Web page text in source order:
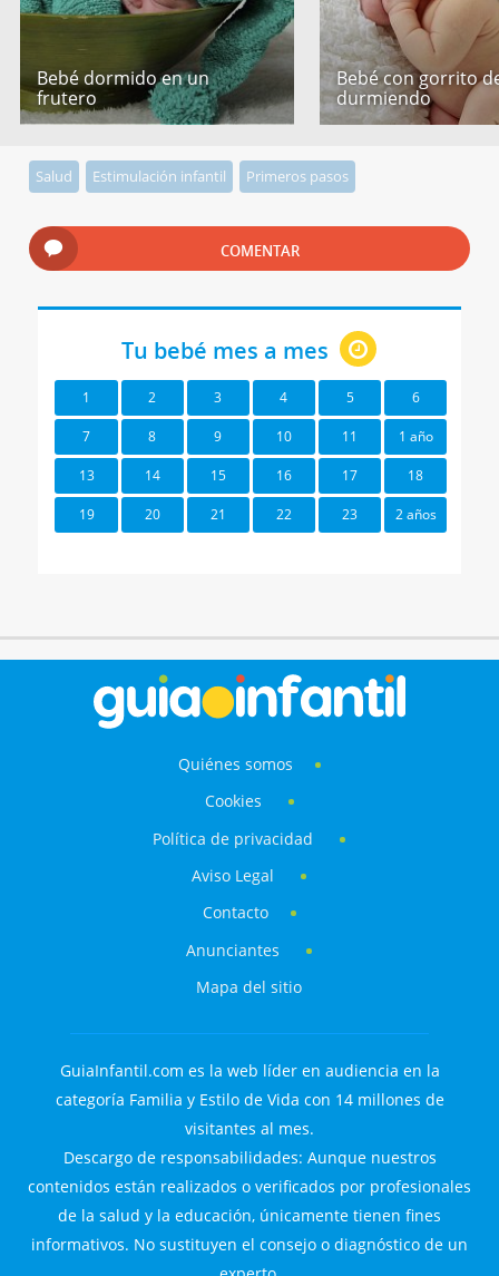
Bebé dormido en un
frutero
Bebé con gorrito
durmiendo
Salud Estimulación infantil Primeros pasos
COMENTAR
Tu bebé mes a mes
1 2 3 4 5 6
7 8 9 10 11 1 año
13 14 15 16 17 18
19 20 21 22 23 2 años
Quiénes somos
Cookies
Política de privacidad
Aviso Legal
Contacto
Anunciantes
Mapa del sitio
GuiaInfantil.com es la web líder en audiencia en la
categoría Familia y Estilo de Vida con 14 millones de
visitantes al mes.
Descargo de responsabilidades: Aunque nuestros
contenidos están realizados o verificados por profesionales
de la salud y la educación, únicamente tienen fines
informativos. No sustituyen el consejo o diagnóstico de un